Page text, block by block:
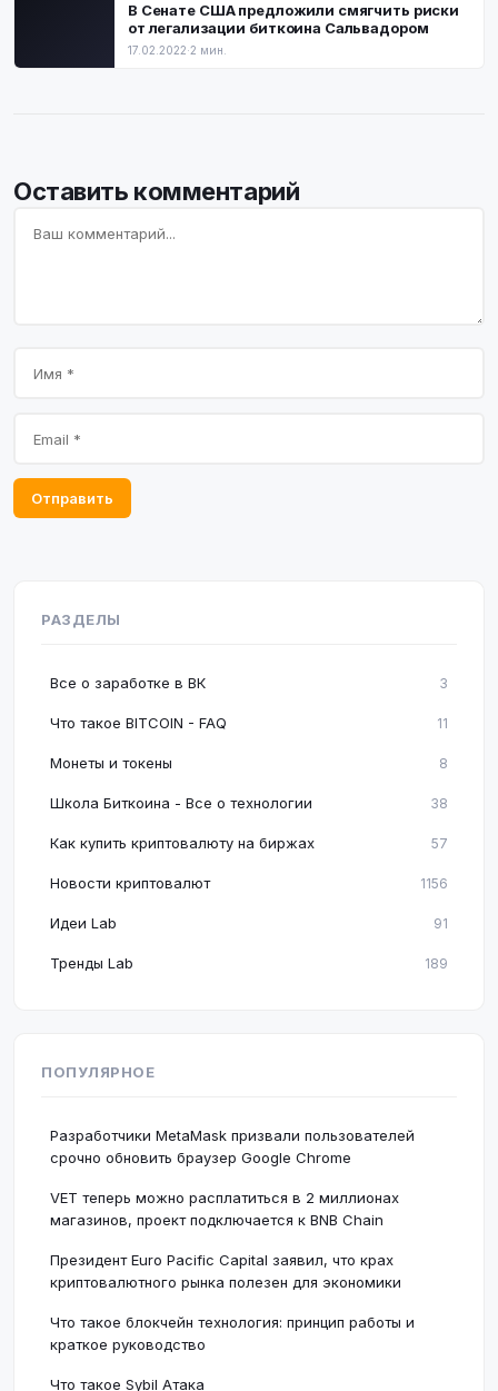
В Сенате США предложили смягчить риски
от легализации биткоина Сальвадором
17.02.2022·2 мин.
Оставить комментарий
Отправить
РАЗДЕЛЫ
Все о заработке в ВК 3
Что такое BITCOIN - FAQ 11
Монеты и токены 8
Школа Биткоина - Все о технологии 38
Как купить криптовалюту на биржах 57
Новости криптовалют 1156
Идеи Lab 91
Тренды Lab 189
ПОПУЛЯРНОЕ
Разработчики MetaMask призвали пользователей
срочно обновить браузер Google Chrome
VET теперь можно расплатиться в 2 миллионах
магазинов, проект подключается к BNB Chain
Президент Euro Pacific Capital заявил, что крах
криптовалютного рынка полезен для экономики
Что такое блокчейн технология: принцип работы и
краткое руководство
Что такое Sybil Атака